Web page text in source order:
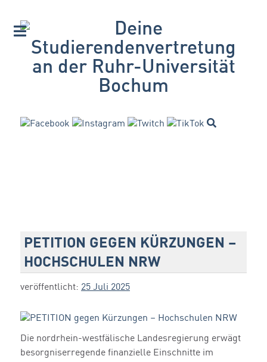
PETITION GEGEN KÜRZUNGEN –
HOCHSCHULEN NRW
veröffentlicht: 25 Juli 2025
Die nordrhein-westfälische Landesregierung erwägt
besorgniserregende finanzielle Einschnitte im